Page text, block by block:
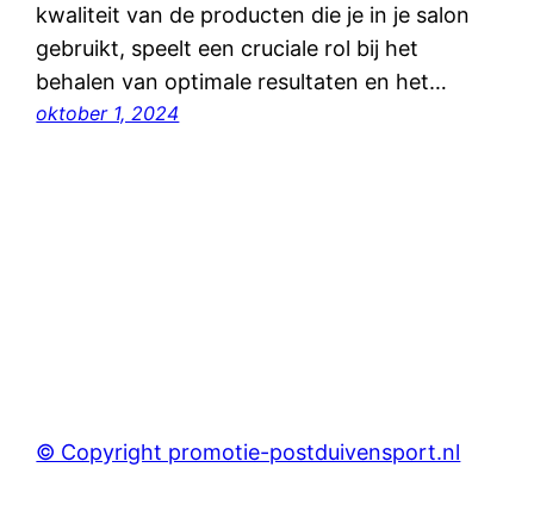
kwaliteit van de producten die je in je salon
gebruikt, speelt een cruciale rol bij het
behalen van optimale resultaten en het…
oktober 1, 2024
© Copyright promotie-postduivensport.nl